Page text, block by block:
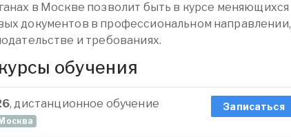
в Москве позволит быть в курсе меняющихся
документов в профессиональном направлении,
и требованиях.
обучения
, дистанционное обучение
Москва
Записаться